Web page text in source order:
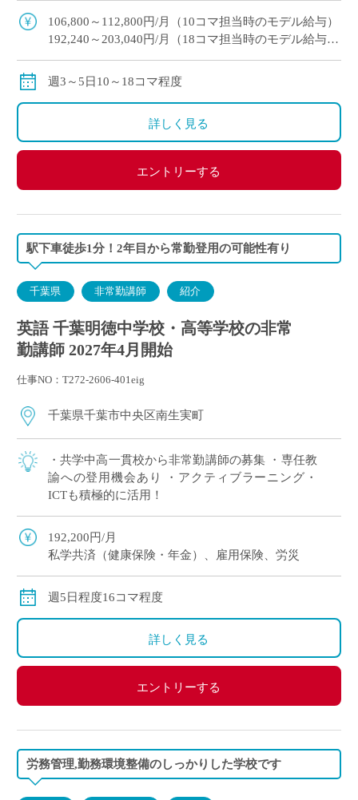
106,800～112,800円/月（10コマ担当時のモデル給与）
192,240～203,040円/月（18コマ担当時のモデル給与）
保険等：労災保険
週3～5日10～18コマ程度
詳しく見る
エントリーする
駅下車徒歩1分！2年目から常勤登用の可能性有り
千葉県 非常勤講師 紹介
英語 千葉明徳中学校・高等学校の非常
勤講師 2027年4月開始
仕事NO：T272-2606-401eig
千葉県千葉市中央区南生実町
・共学中高一貫校から非常勤講師の募集 ・専任教
諭への登用機会あり ・アクティブラーニング・
ICTも積極的に活用！
192,200円/月
私学共済（健康保険・年金）、雇用保険、労災
週5日程度16コマ程度
詳しく見る
エントリーする
労務管理,勤務環境整備のしっかりした学校です